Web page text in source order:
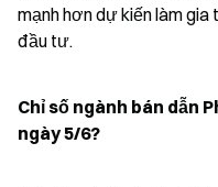
mạnh hơn dự kiến làm gia
đầu tư.
Chỉ số ngành bán dẫn
ngày 5/6?